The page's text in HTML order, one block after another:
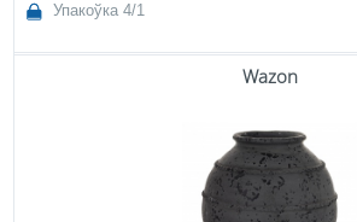
Упакоўка 4/1
Wazon